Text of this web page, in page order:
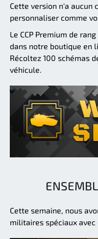
Cette version n'a aucun
personnaliser comme
Le CCP Premium de
dans notre boutique en
Récoltez 100 schémas
véhicule.
Cette semaine, nous
militaires spéciaux